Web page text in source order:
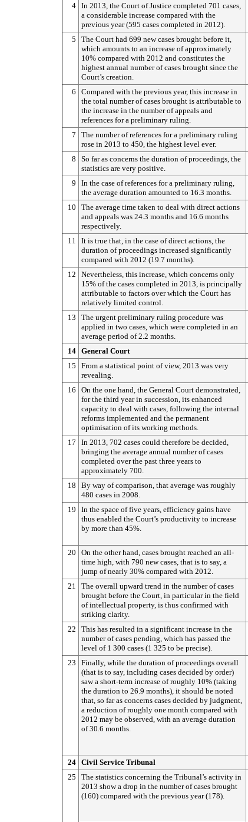
4
In 2013, the Court of Justice completed 701 cases,
a considerable increase compared with the
previous year (595 cases completed in 2012).
5
The Court had 699 new cases brought before it,
which amounts to an increase of approximately
10% compared with 2012 and constitutes the
highest annual number of cases brought since the
Court’s creation.
6
Compared with the previous year, this increase in
the total number of cases brought is attributable to
the increase in the number of appeals and
references for a preliminary ruling.
7
The number of references for a preliminary ruling
rose in 2013 to 450, the highest level ever.
8
So far as concerns the duration of proceedings, the
statistics are very positive.
9
In the case of references for a preliminary ruling,
the average duration amounted to 16.3 months.
10
The average time taken to deal with direct actions
and appeals was 24.3 months and 16.6 months
respectively.
11
It is true that, in the case of direct actions, the
duration of proceedings increased significantly
compared with 2012 (19.7 months).
12
Nevertheless, this increase, which concerns only
15% of the cases completed in 2013, is principally
attributable to factors over which the Court has
relatively limited control.
13
The urgent preliminary ruling procedure was
applied in two cases, which were completed in an
average period of 2.2 months.
14
General Court
15
From a statistical point of view, 2013 was very
revealing.
16
On the one hand, the General Court demonstrated,
for the third year in succession, its enhanced
capacity to deal with cases, following the internal
reforms implemented and the permanent
optimisation of its working methods.
17
In 2013, 702 cases could therefore be decided,
bringing the average annual number of cases
completed over the past three years to
approximately 700.
18
By way of comparison, that average was roughly
480 cases in 2008.
19
In the space of five years, efficiency gains have
thus enabled the Court’s productivity to increase
by more than 45%.
20
On the other hand, cases brought reached an all-
time high, with 790 new cases, that is to say, a
jump of nearly 30% compared with 2012.
21
The overall upward trend in the number of cases
brought before the Court, in particular in the field
of intellectual property, is thus confirmed with
striking clarity.
22
This has resulted in a significant increase in the
number of cases pending, which has passed the
level of 1 300 cases (1 325 to be precise).
23
Finally, while the duration of proceedings overall
(that is to say, including cases decided by order)
saw a short-term increase of roughly 10% (taking
the duration to 26.9 months), it should be noted
that, so far as concerns cases decided by judgment,
a reduction of roughly one month compared with
2012 may be observed, with an average duration
of 30.6 months.
24
Civil Service Tribunal
25
The statistics concerning the Tribunal’s activity in
2013 show a drop in the number of cases brought
(160) compared with the previous year (178).